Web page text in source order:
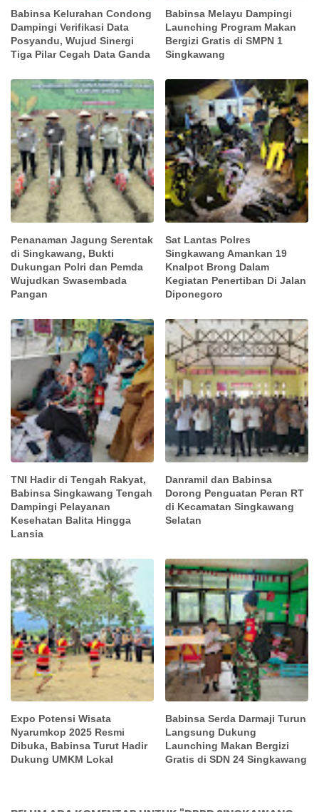
Babinsa Kelurahan Condong
Dampingi Verifikasi Data
Posyandu, Wujud Sinergi
Tiga Pilar Cegah Data Ganda
Babinsa Melayu Dampingi
Launching Program Makan
Bergizi Gratis di SMPN 1
Singkawang
Penanaman Jagung Serentak
di Singkawang, Bukti
Dukungan Polri dan Pemda
Wujudkan Swasembada
Pangan
Sat Lantas Polres
Singkawang Amankan 19
Knalpot Brong Dalam
Kegiatan Penertiban Di Jalan
Diponegoro
TNI Hadir di Tengah Rakyat,
Babinsa Singkawang Tengah
Dampingi Pelayanan
Kesehatan Balita Hingga
Lansia
Danramil dan Babinsa
Dorong Penguatan Peran RT
di Kecamatan Singkawang
Selatan
Expo Potensi Wisata
Nyarumkop 2025 Resmi
Dibuka, Babinsa Turut Hadir
Dukung UMKM Lokal
Babinsa Serda Darmaji Turun
Langsung Dukung
Launching Makan Bergizi
Gratis di SDN 24 Singkawang